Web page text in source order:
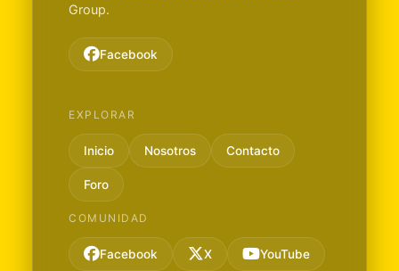
Group.
Facebook
EXPLORAR
Inicio Nosotros Contacto
Foro
COMUNIDAD
Facebook X YouTube